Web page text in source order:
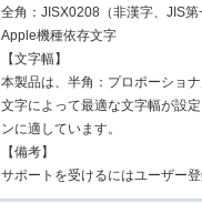
全角：JISX0208（非漢字、JIS
Apple機種依存文字
【文字幅】
本製品は、半角：プロポーショ
文字によって最適な文字幅が設
ンに適しています。
【備考】
サポートを受けるにはユーザー